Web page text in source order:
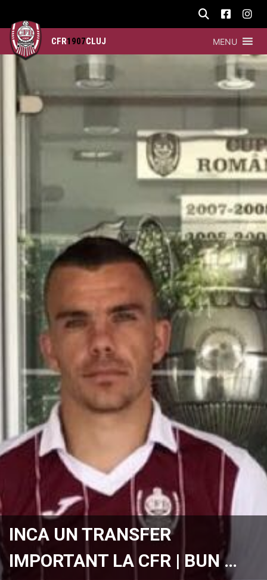
CFR1907CLUJ MENU
INCA UN TRANSFER
IMPORTANT LA CFR | BUN …